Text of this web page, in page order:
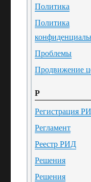
Политика
Политика
Проблемы
Продвижение
Р
Регистрация
Регламент
Реестр РИД
Решения
Решения